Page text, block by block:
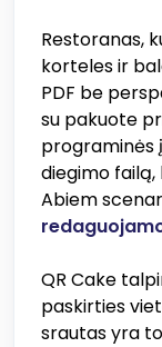
Restoranas,
korteles ir
PDF be
su pakuote
programinės
diegimo failą,
Abiem
QR Cake
paskirties
srautas yra